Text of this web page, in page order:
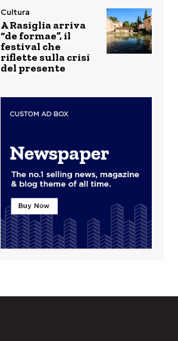
Cultura
A Rasiglia arriva
“de formae”, il
festival che
riflette sulla crisi
del presente